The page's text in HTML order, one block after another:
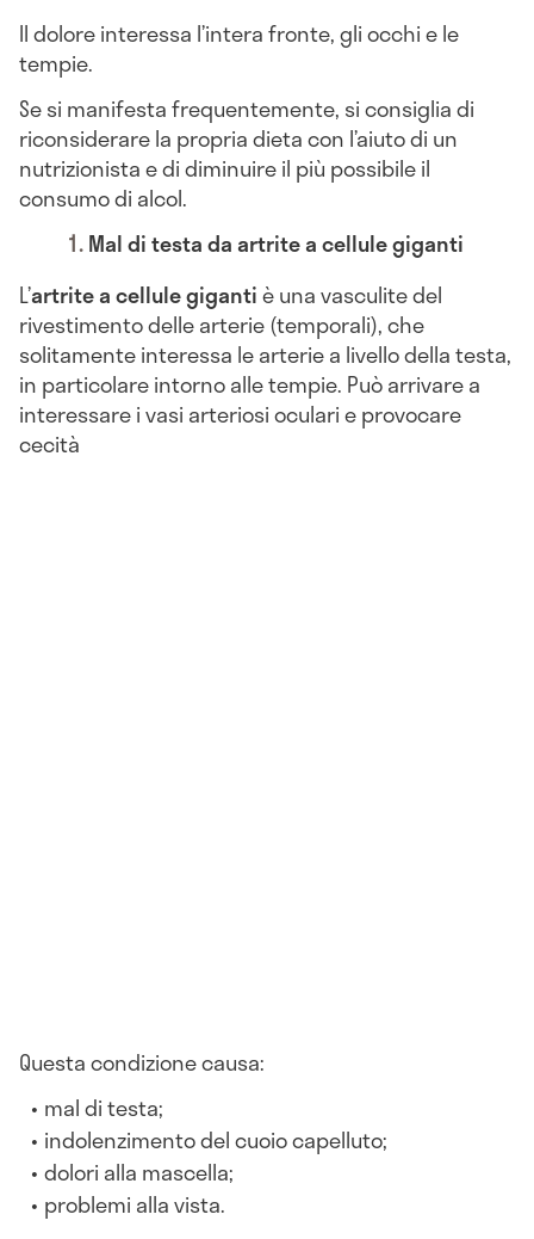
Il dolore interessa l’intera fronte, gli occhi e le
tempie.
Se si manifesta frequentemente, si consiglia di
riconsiderare la propria dieta con l’aiuto di un
nutrizionista e di diminuire il più possibile il
consumo di alcol.
Mal di testa da artrite a cellule giganti
L’artrite a cellule gigantiè una vasculite del
rivestimento delle arterie (temporali), che
solitamente interessa le arterie a livello della testa,
in particolare intorno alle tempie. Può arrivare a
interessare i vasi arteriosi oculari e provocare
cecità
Questa condizione causa:
mal di testa;
indolenzimento del cuoio capelluto;
dolori alla mascella;
problemi alla vista.